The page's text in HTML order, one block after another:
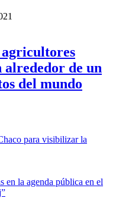
agricultores
de un
del mundo
para visibilizar la
en la agenda pública en el